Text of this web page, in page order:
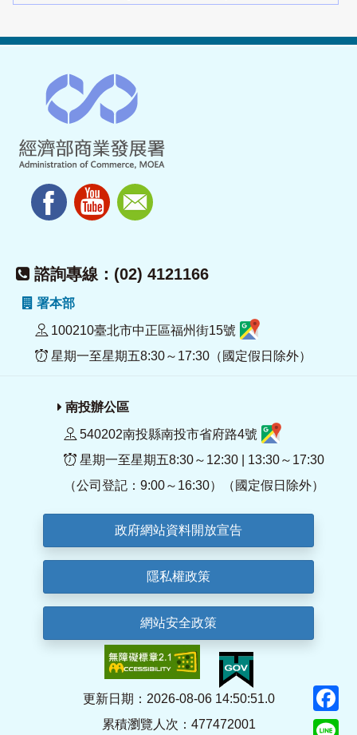
諮詢專線：(02) 4121166
署本部
100210臺北市中正區福州街15號
星期一至星期五8:30～17:30（國定假日除外）
南投辦公區
540202南投縣南投市省府路4號
星期一至星期五8:30～12:30 | 13:30～17:30
（公司登記：9:00～16:30）（國定假日除外）
政府網站資料開放宣告
隱私權政策
網站安全政策
更新日期：2026-08-06 14:50:51.0
累積瀏覽人次：477472001